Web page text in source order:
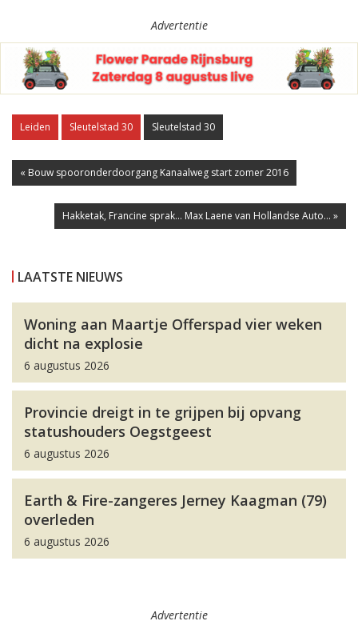
Advertentie
Leiden Sleutelstad 30 Sleutelstad 30
« Bouw spooronderdoorgang Kanaalweg start zomer 2016
Hakketak, Francine sprak... Max Laene van Hollandse Auto... »
LAATSTE NIEUWS
Woning aan Maartje Offerspad vier weken
dicht na explosie
6 augustus 2026
Provincie dreigt in te grijpen bij opvang
statushouders Oegstgeest
6 augustus 2026
Earth & Fire-zangeres Jerney Kaagman (79)
overleden
6 augustus 2026
Advertentie